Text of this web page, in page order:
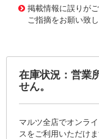
掲載情報に誤りが
ご指摘をお願い致し
在庫状況：営業
せん。
マルツ全店でオンラ
スをご利用いただけま